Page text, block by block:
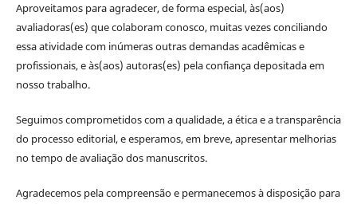
Aproveitamos para agradecer, de forma especial, às(aos)
avaliadoras(es) que colaboram conosco, muitas vezes conciliando
essa atividade com inúmeras outras demandas acadêmicas e
profissionais, e às(aos) autoras(es) pela confiança depositada em
nosso trabalho.
Seguimos comprometidos com a qualidade, a ética e a transparência
do processo editorial, e esperamos, em breve, apresentar melhorias
no tempo de avaliação dos manuscritos.
Agradecemos pela compreensão e permanecemos à disposição para